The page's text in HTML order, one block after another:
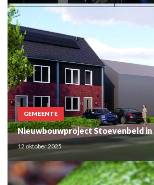
GEMEENTE
Nieuwbouwproject Stoevenbeld
12 oktober 2025